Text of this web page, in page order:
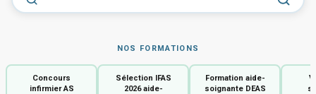
NOS FORMATIONS
Concours
infirmier AS
Sélection IFAS
2026 aide-
Formation aide-
soignante DEAS